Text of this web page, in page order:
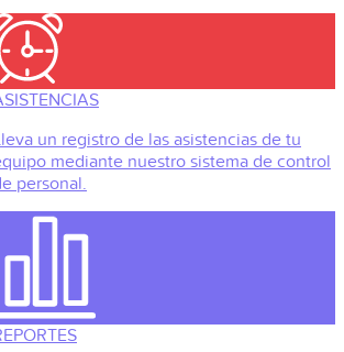
un registro de las asistencias de tu
mediante nuestro sistema de control
personal.